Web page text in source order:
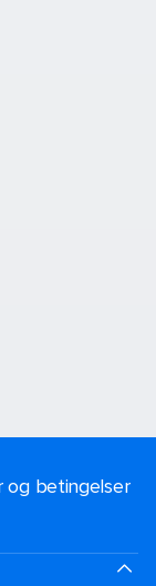
og betingelser